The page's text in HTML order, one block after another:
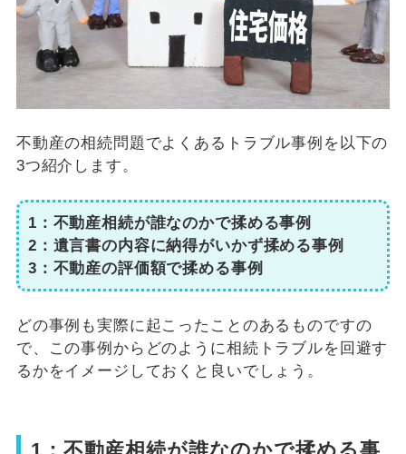
不動産の相続問題でよくあるトラブル事例を以下の
3つ紹介します。
1：不動産相続が誰なのかで揉める事例
2：遺言書の内容に納得がいかず揉める事例
3：不動産の評価額で揉める事例
どの事例も実際に起こったことのあるものですの
で、この事例からどのように相続トラブルを回避す
るかをイメージしておくと良いでしょう。